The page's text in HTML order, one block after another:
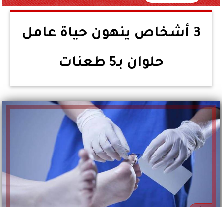
3 أشخاص ينهون حياة عامل
حلوان بـ5 طعنات